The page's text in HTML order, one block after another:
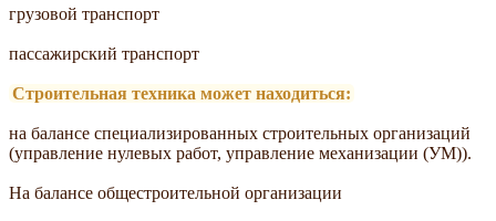
грузовой транспорт
пассажирский транспорт
Строительная техника может находиться:
на балансе специализированных строительных организаций
(управление нулевых работ, управление механизации (УМ)).
На балансе общестроительной организации